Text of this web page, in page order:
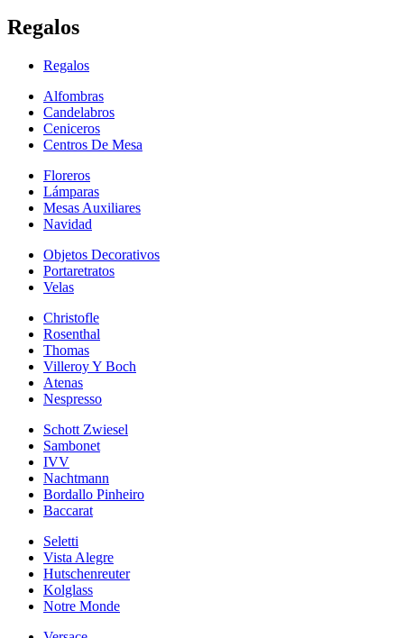
Regalos
Regalos
Alfombras
Candelabros
Ceniceros
Centros De Mesa
Floreros
Lámparas
Mesas Auxiliares
Navidad
Objetos Decorativos
Portaretratos
Velas
Christofle
Rosenthal
Thomas
Villeroy Y Boch
Atenas
Nespresso
Schott Zwiesel
Sambonet
IVV
Nachtmann
Bordallo Pinheiro
Baccarat
Seletti
Vista Alegre
Hutschenreuter
Kolglass
Notre Monde